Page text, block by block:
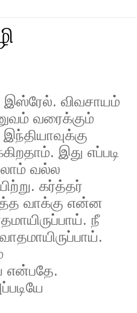
விவசாயம்
வரைக்கும்
இது எப்படி
வல்ல
கர்த்தர்
வாக்கு என்ன
நீ
என்பதே.